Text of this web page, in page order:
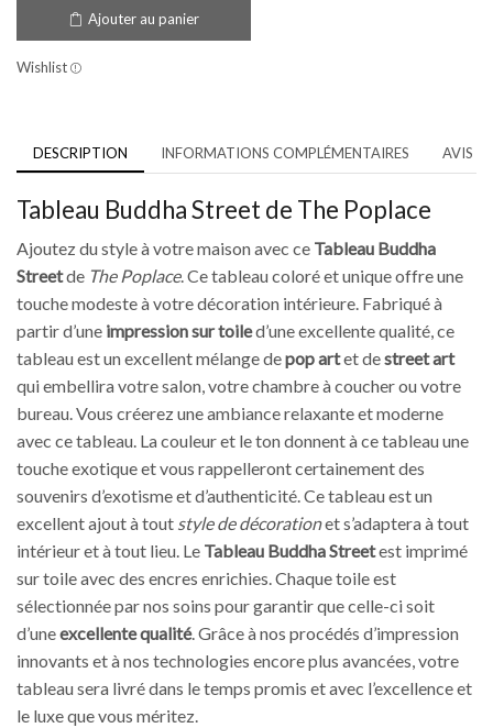
Ajouter au panier
Wishlist
DESCRIPTION INFORMATIONS COMPLÉMENTAIRES AVIS (1)
Tableau Buddha Street de The Poplace
Ajoutez du style à votre maison avec ce Tableau Buddha
Streetde The Poplace. Ce tableau coloré et unique offre une
touche modeste à votre décoration intérieure. Fabriqué à
partir d’une impression sur toiled’une excellente qualité, ce
tableau est un excellent mélange depop artet destreet art
qui embellira votre salon, votre chambre à coucher ou votre
bureau. Vous créerez une ambiance relaxante et moderne
avec ce tableau. La couleur et le ton donnent à ce tableau une
touche exotique et vous rappelleront certainement des
souvenirs d’exotisme et d’authenticité. Ce tableau est un
excellent ajout à tout style de décorationet s’adaptera à tout
intérieur et à tout lieu. Le Tableau Buddha Streetest imprimé
sur toile avec des encres enrichies. Chaque toile est
sélectionnée par nos soins pour garantir que celle-ci soit
d’uneexcellente qualité. Grâce à nos procédés d’impression
innovants et à nos technologies encore plus avancées, votre
tableau sera livré dans le temps promis et avec l’excellence et
le luxe que vous méritez.